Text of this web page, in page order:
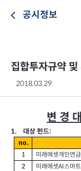
공시정보
집합투자규약
2018.03.29
변 경
1. 대상 펀드:
no.
1
미래에셋개인연
2
미래에셋AI스마